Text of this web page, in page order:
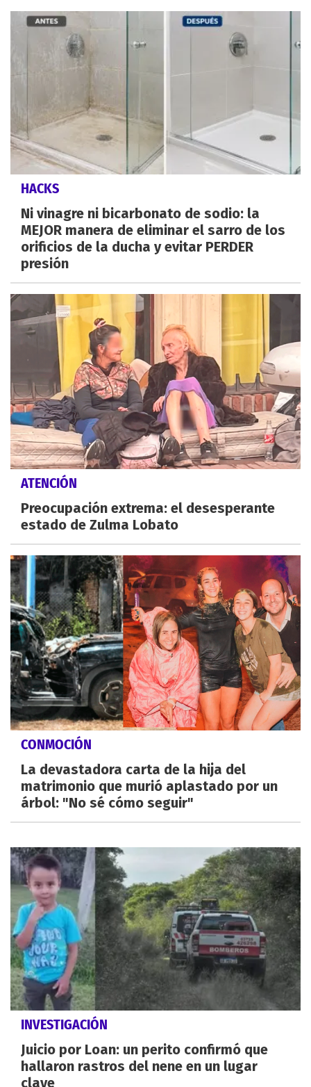
HACKS
Ni vinagre ni bicarbonato de sodio: la
MEJOR manera de eliminar el sarro de los
orificios de la ducha y evitar PERDER
presión
ATENCIÓN
Preocupación extrema: el desesperante
estado de Zulma Lobato
CONMOCIÓN
La devastadora carta de la hija del
matrimonio que murió aplastado por un
árbol: "No sé cómo seguir"
INVESTIGACIÓN
Juicio por Loan: un perito confirmó que
hallaron rastros del nene en un lugar
clave